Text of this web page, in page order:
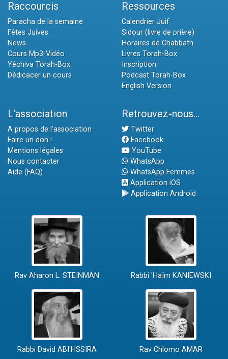
Raccourcis
Paracha de la semaine
Fêtes Juives
News
Cours Mp3-Vidéo
Yéchiva Torah-Box
Dédicacer un cours
Ressources
Calendrier Juif
Sidour (livre de prière)
Horaires de Chabbath
Livres Torah-Box
Inscription
Podcast Torah-Box
English Version
L'association
A propos de l'association
Faire un don !
Mentions légales
Nous contacter
Aide (FAQ)
Retrouvez-nous...
Twitter
Facebook
YouTube
WhatsApp
WhatsApp Femmes
Application iOS
Application Android
Rav Aharon L. STEINMAN Rabbi 'Haïm KANIEWSKI
Rabbi David ABI'HSSIRA Rav Chlomo AMAR